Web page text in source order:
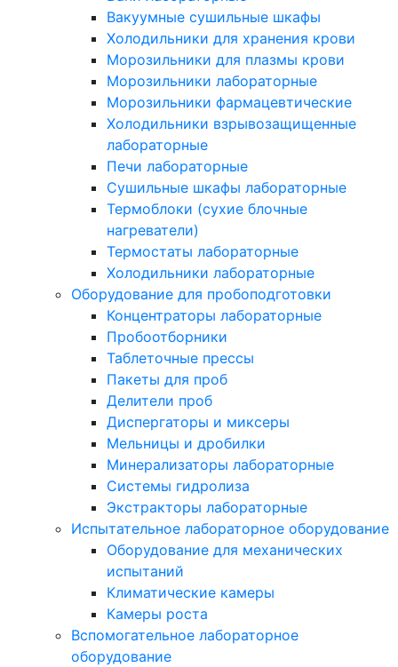
Вакуумные сушильные шкафы
Холодильники для хранения крови
Морозильники для плазмы крови
Морозильники лабораторные
Морозильники фармацевтические
Холодильники взрывозащищенные
лабораторные
Печи лабораторные
Сушильные шкафы лабораторные
Термоблоки (сухие блочные
нагреватели)
Термостаты лабораторные
Холодильники лабораторные
Оборудование для пробоподготовки
Концентраторы лабораторные
Пробоотборники
Таблеточные прессы
Пакеты для проб
Делители проб
Диспергаторы и миксеры
Мельницы и дробилки
Минерализаторы лабораторные
Системы гидролиза
Экстракторы лабораторные
Испытательное лабораторное оборудование
Оборудование для механических
испытаний
Климатические камеры
Камеры роста
Вспомогательное лабораторное
оборудование